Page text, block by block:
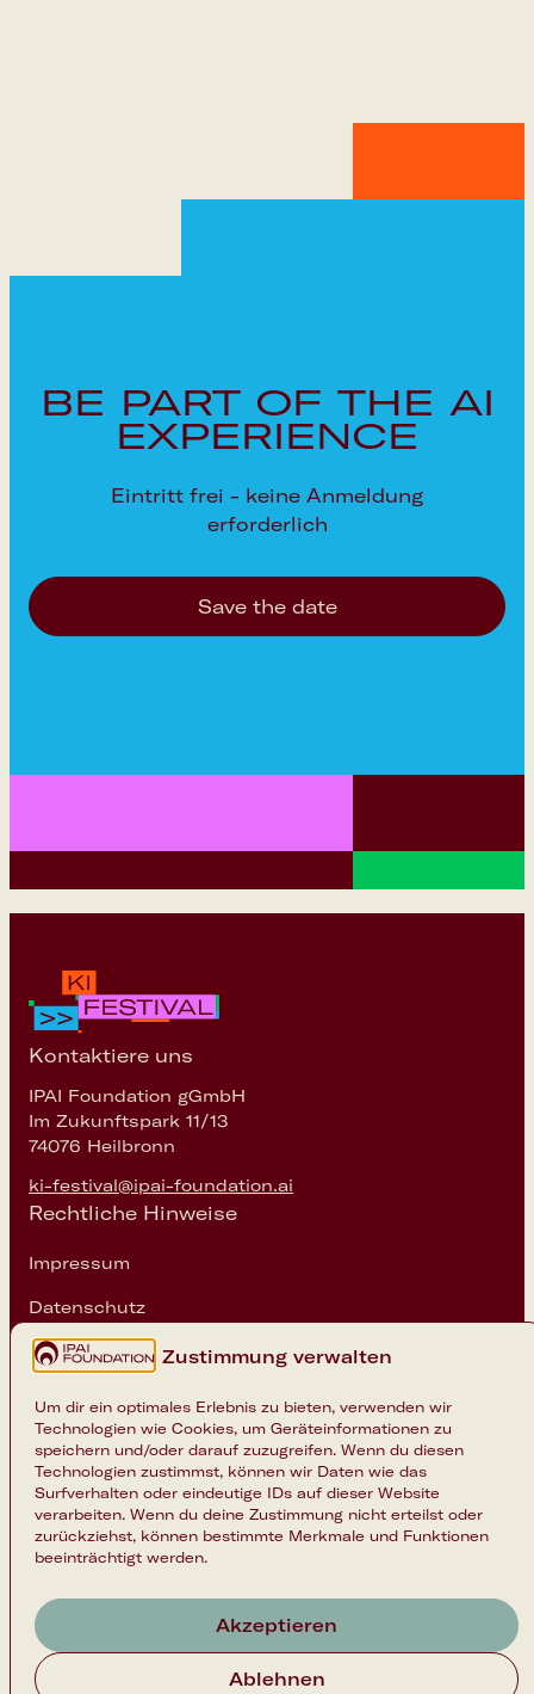
Zustimmung verwalten
Um dir ein optimales Erlebnis zu bieten, verwenden wir
Technologien wie Cookies, um Geräteinformationen zu
speichern und/oder darauf zuzugreifen. Wenn du diesen
Technologien zustimmst, können wir Daten wie das
Surfverhalten oder eindeutige IDs auf dieser Website
verarbeiten. Wenn du deine Zustimmung nicht erteilst oder
zurückziehst, können bestimmte Merkmale und Funktionen
beeinträchtigt werden.
Akzeptieren
Ablehnen
BE PART OF THE AI
EXPERIENCE
Eintritt frei - keine Anmeldung
erforderlich
Save the date
Kontaktiere uns
IPAI Foundation gGmbH
Im Zukunftspark 11/13
74076 Heilbronn
ki-festival@ipai-foundation.ai
Rechtliche Hinweise
Impressum
Datenschutz
Cookie-Einstellungen
Instagram
LinkedIn
Nach oben